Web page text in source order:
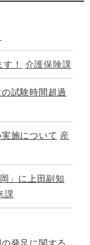
！ 介護保険課
試験時間超過
施について 産
」に上田副知
課
発足に関する